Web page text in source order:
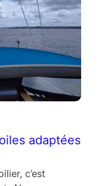
adaptées
c’est